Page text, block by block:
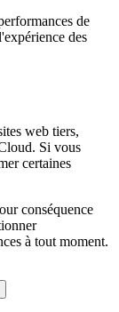
de
des
web tiers,
Si vous
certaines
conséquence
à tout moment.